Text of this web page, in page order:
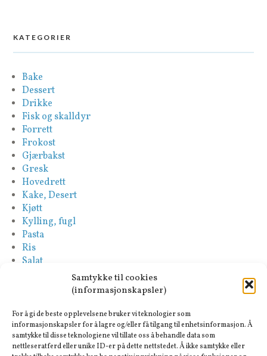
Samtykke til cookies
(informasjonskapsler)
For å gi de beste opplevelsene bruker vi teknologier som
informasjonskapsler for å lagre og/eller få tilgang til enhetsinformasjon. Å
samtykke til disse teknologiene vil tillate oss å behandle data som
nettleseratferd eller unike ID-er på dette nettstedet. Å ikke samtykke eller
KATEGORIER
Bake
Dessert
Drikke
Fisk og skalldyr
Forrett
Frokost
Gjærbakst
Gresk
Hovedrett
Kake, Desert
Kjøtt
Kylling, fugl
Pasta
Ris
Salat
Suppe
Tapas-Mezze
Tyrkisk
Vegan